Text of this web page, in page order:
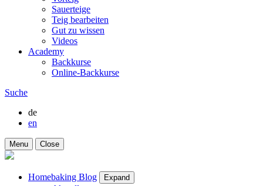
Sauerteige
Teig bearbeiten
Gut zu wissen
Videos
Academy
Backkurse
Online-Backkurse
Suche
de
en
Menu Close
Homebaking Blog Expand